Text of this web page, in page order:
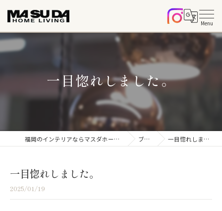
一目惚れしました。
福岡のインテリアならマスダホームリビング ブログ 一目惚れしました。
一目惚れしました。
2025/01/19